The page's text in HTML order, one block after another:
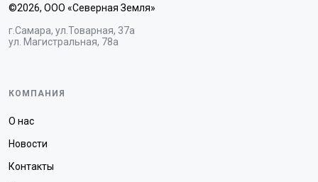
©2026, ООО «Северная Земля»
г.Самара, ул.Товарная, 37а
ул. Магистральная, 78а
КОМПАНИЯ
О нас
Новости
Контакты